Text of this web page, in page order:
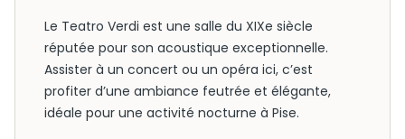
Le Teatro Verdi est une salle du XIXe siècle
réputée pour son acoustique exceptionnelle.
Assister à un concert ou un opéra ici, c’est
profiter d’une ambiance feutrée et élégante,
idéale pour une activité nocturne à Pise.